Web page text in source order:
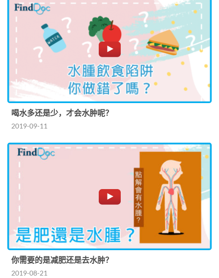
喝水多还是少，才会水肿呢？
2019-09-11
你需要的是减肥还是去水肿？
2019-08-21